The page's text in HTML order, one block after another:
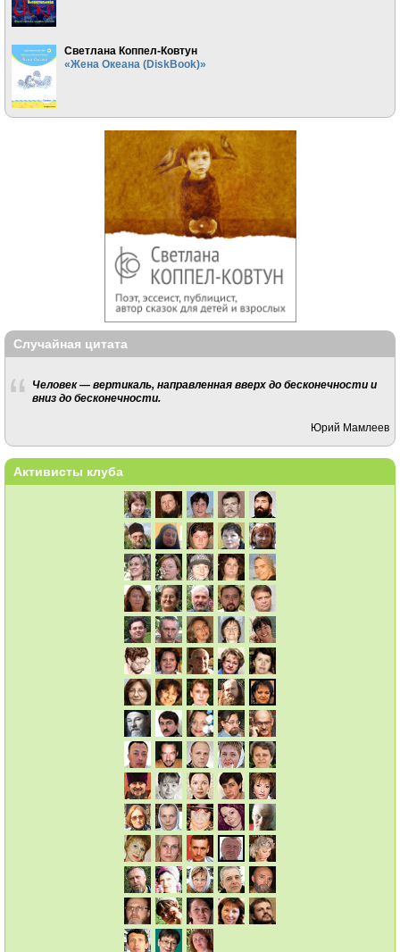
Светлана Коппел-Ковтун
«Жена Океана (DiskBook)»
Случайная цитата
Человек — вертикаль, направленная вверх до бесконечности и
вниз до бесконечности.
Юрий Мамлеев
Активисты клуба